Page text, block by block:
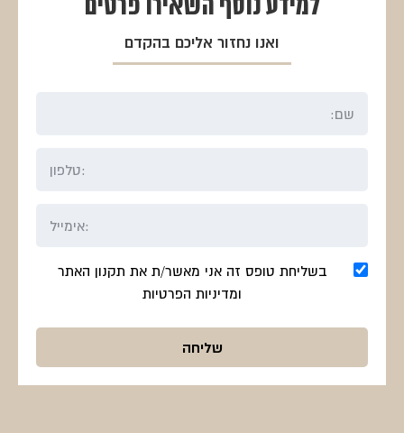
למידע נוסף השאירו פרטים
ואנו נחזור אליכם בהקדם
בשליחת טופס זה אני מאשר/ת את תקנון האתר
ומדיניות הפרטיות